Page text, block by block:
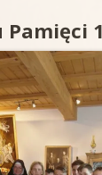
Pamięci